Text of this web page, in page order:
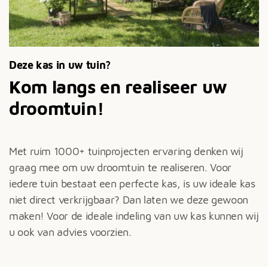
Deze kas in uw tuin?
Kom langs en realiseer uw
droomtuin!
Met ruim 1000+ tuinprojecten ervaring denken wij
graag mee om uw droomtuin te realiseren. Voor
iedere tuin bestaat een perfecte kas, is uw ideale kas
niet direct verkrijgbaar? Dan laten we deze gewoon
maken! Voor de ideale indeling van uw kas kunnen wij
u ook van advies voorzien.